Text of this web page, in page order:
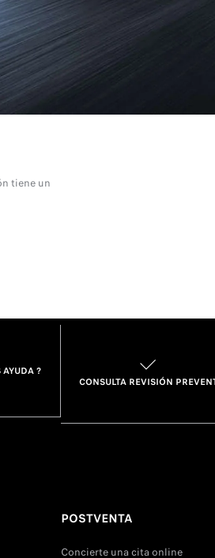
tiene un
AYUDA ?
CONSULTA REVISIÓN
POSTVENTA
Concierte una cita online